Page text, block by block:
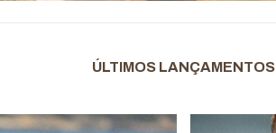
ÚLTIMOS LANÇAMENTOS